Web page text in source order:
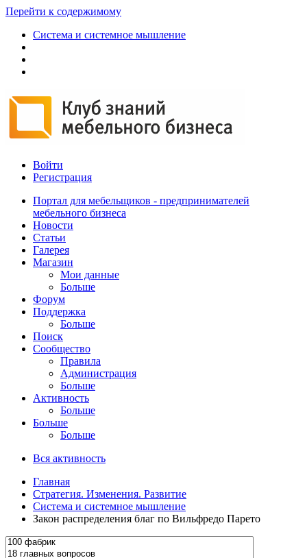
Перейти к содержимому
Система и системное мышление
Войти
Регистрация
Портал для мебельщиков - предпринимателей
мебельного бизнеса
Новости
Статьи
Галерея
Магазин
Мои данные
Больше
Форум
Поддержка
Больше
Поиск
Сообщество
Правила
Администрация
Больше
Активность
Больше
Больше
Больше
Вся активность
Главная
Стратегия. Изменения. Развитие
Система и системное мышление
Закон распределения благ по Вильфредо Парето